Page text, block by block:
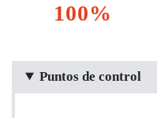
100%
Puntos de control